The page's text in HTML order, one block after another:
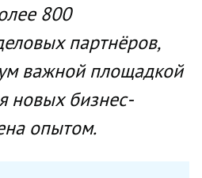
800
партнёров,
важной площадкой
новых бизнес-
опытом.